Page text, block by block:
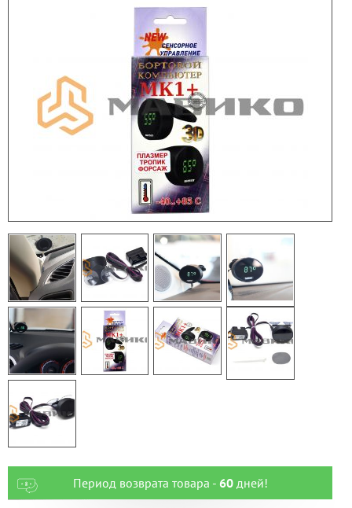
Период возврата товара - 60дней!